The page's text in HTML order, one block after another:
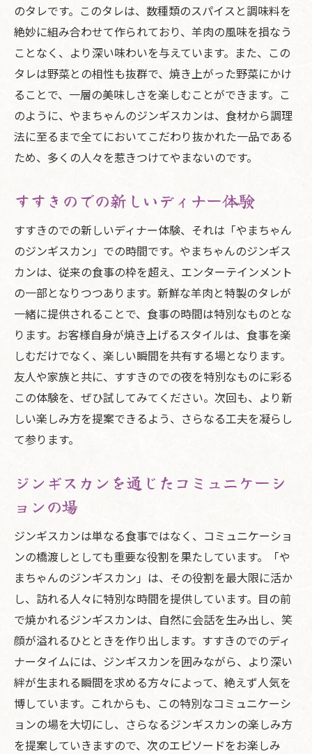
のタレです。このタレは、数種類のスパイスと調味料を
絶妙に組み合わせて作られており、羊肉の風味を損なう
ことなく、より深い味わいを与えています。また、この
タレは野菜との相性も抜群で、焼き上がった野菜にかけ
ることで、一層の美味しさを楽しむことができます。こ
のように、やまちゃんのジンギスカンは、食材から調理
法に至るまで全てにおいてこだわり抜かれた一品である
ため、多くの人々を惹きつけてやまないのです。
すすきのでの新しいディナー体験
すすきのでの新しいディナー体験、それは「やまちゃん
のジンギスカン」での時間です。やまちゃんのジンギス
カンは、従来の食事の枠を超え、エンターテインメント
の一部となりつつあります。新鮮な羊肉と特製のタレが
一緒に提供されることで、食事の時間は特別なものとな
ります。お客様自身が焼き上げるスタイルは、食事を楽
しむだけでなく、楽しい瞬間を共有する場となります。
友人や家族と共に、すすきのでの夜を特別なものに彩る
この体験を、ぜひ試してみてください。次回も、より新
しい楽しみ方を提案できるよう、さらなる工夫を凝らし
て参ります。
ジンギスカンを通じたコミュニケーシ
ョンの場
ジンギスカンは単なる食事ではなく、コミュニケーショ
ンの橋渡しとしても重要な役割を果たしています。「や
まちゃんのジンギスカン」は、その役割を最大限に活か
し、訪れる人々に特別な時間を提供しています。目の前
で焼かれるジンギスカンは、自然に会話を生み出し、笑
顔が溢れるひとときを作り出します。すすきのでのディ
ナータイムには、ジンギスカンを囲みながら、より深い
絆が生まれる瞬間を求める方々によって、絶えず人気を
博しています。これからも、この特別なコミュニケーシ
ョンの場を大切にし、さらなるジンギスカンの楽しみ方
を提案していきますので、次のエピソードをお楽しみ